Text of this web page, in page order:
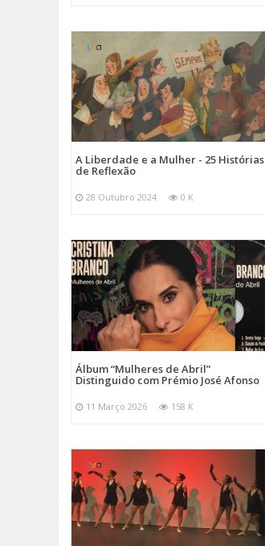
A Liberdade e a Mulher - 25 Histórias
de Reflexão
28 Outubro 2024 0 K
Álbum “Mulheres de Abril”
Distinguido com Prémio José Afonso
11 Março 2026 158 K